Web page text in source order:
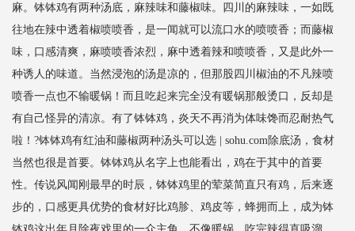
麻。钵钵鸡有两种汤底，麻辣味和藤椒味。四川的麻辣味，一如既
往地在辣中透着椒喷喷香，是一闻就可以流口水的喷喷香；而藤椒
味，口感清爽，麻喷喷香浓烈，麻中透着辣和喷喷香，又是此外一
种诱人的味道。当然浸泡的汤是凉的，但那股四川椒油的不凡辣喷
喷香一点也不输暖锅！而且吃起来完全没有暖锅那般烫口，反却是
有自己怪异的清凉。有了钵钵鸡，炎天不再消为体味馋而忍耐热气
啦！?钵钵鸡有红油和藤椒两种汤头可以选 | sohu.com除底汤，食材
当然也很是首要。钵钵鸡从名字上也能看出，鸡在于其中的首要
性。传说风闻刚最早的时辰，钵钵鸡里的荤菜简直只有鸡，后来逐
步的，口感更具优势的食材好比鸡胗、鸡皮等，蜂拥而上，成为钵